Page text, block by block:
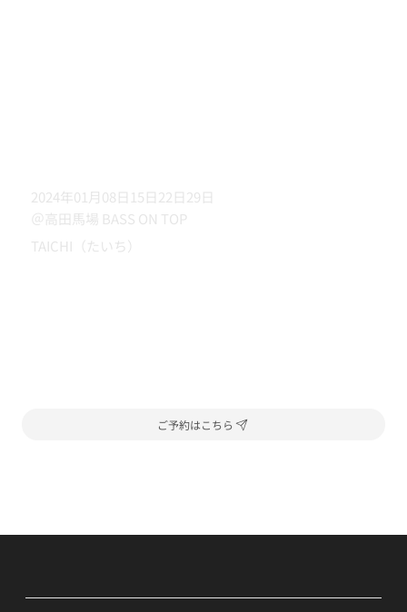
2024年01月08日15日22日29日
＠高田馬場 BASS ON TOP
TAICHI（たいち）
ご予約はこちら